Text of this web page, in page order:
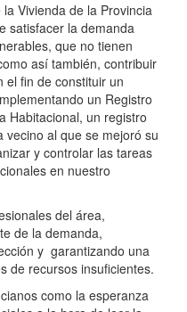
Vivienda de la Provincia
satisfacer la demanda
que no tienen
así también, contribuir
el fin de constituir un
un Registro
Habitacional, un registro
al que se mejoró su
y controlar las tareas
en nuestro
del área,
de la demanda,
y garantizando una
de recursos insuficientes.
como la esperanza